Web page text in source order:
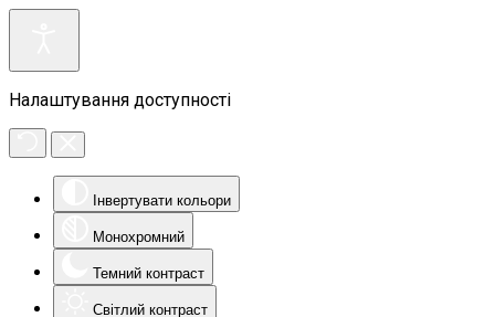
Налаштування доступності
Інвертувати кольори
Монохромний
Темний контраст
Світлий контраст